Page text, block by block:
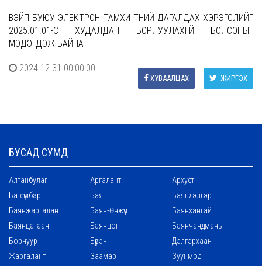
ВЭЙП БУЮУ ЭЛЕКТРОН ТАМХИ ТҮҮНИЙ ДАГАЛДАХ ХЭРЭГСЛИЙГ
2025.01.01-С ХУДАЛДАН БОРЛУУЛАХГҮЙ БОЛСОНЫГ
МЭДЭГДЭЖ БАЙНА
2024-12-31 00:00:00
ЖИРГЭХ
ХУВААЛЦАХ
БУСАД СУМД
Алтанбулаг Аргалант
Архуст
Батсүмбэр
Баян
Баяндэлгэр
Баянжаргалан
Баян-Өнжүүл
Баянхангай
Баянцагаан
Баянцогт
Баянчандмань
Борнуур
Бүрэн
Дэлгэрхаан
Жаргалант
Заамар
Зуунмод